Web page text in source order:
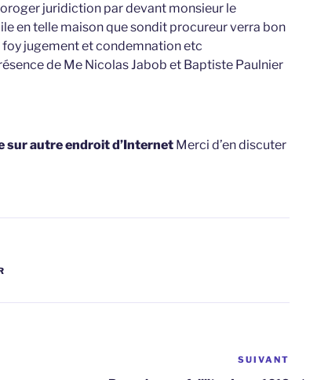
juridiction par devant monsieur le
en telle maison que sondit procureur verra bon
jugement et condemnation etc
de Me Nicolas Jabob et Baptiste Paulnier
sur autre endroit d’Internet Merci d’en discuter
SUIVANT